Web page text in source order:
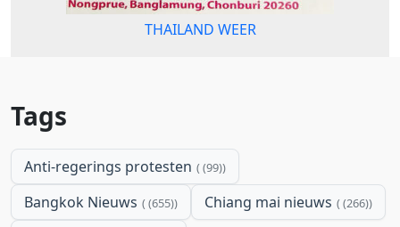
THAILAND WEER
Tags
Anti-regerings protesten (99)
Bangkok Nieuws (655) Chiang mai nieuws (266)